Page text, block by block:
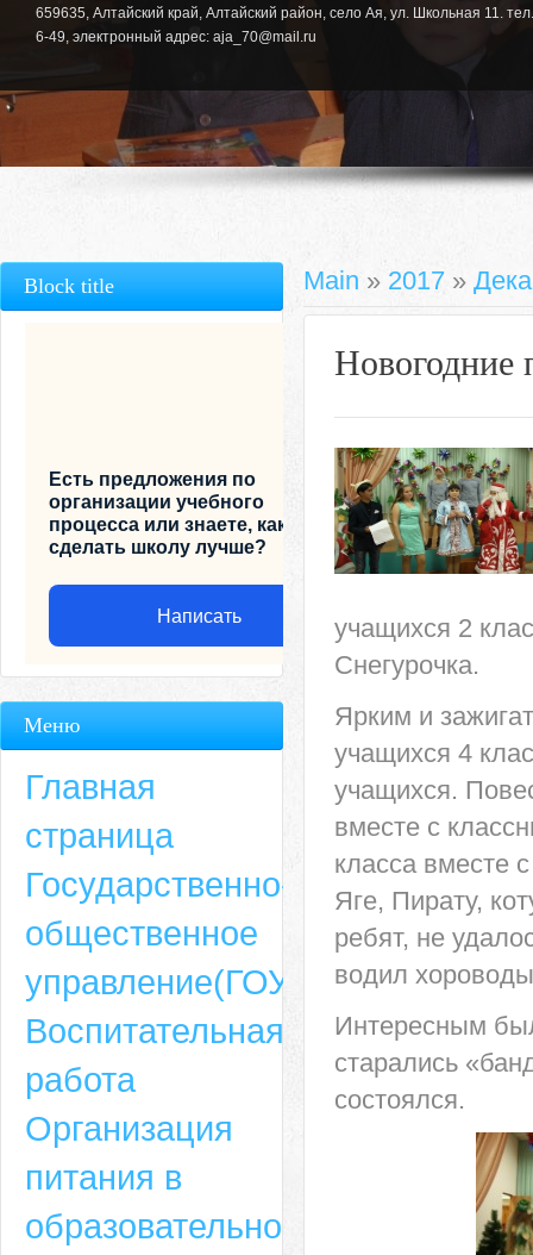
659635, Алтайский край, Алтайский район, село Ая, ул. Школьная 11.
6-49, электронный адрес: aja_70@mail.ru
Адрес
659635, Алтайский край, Алтайский район, село Ая, ул. Школьная 11.
6-49, электронный адрес: aja_70@mail.ru
Main » 2017 »
Новогодние
учащихся 2
Снегурочка.
Ярким и
учащихся 4
учащихся.
вместе с
класса вместе
Яге, Пирату,
ребят, не
водил
Интересным
старались
состоялся.
Block title
Есть предложения по
организации учебного
процесса или знаете, как
сделать школу лучше?
Написать
Меню
Главная
страница
Государственно-
общественное
управление(ГОУ)
Воспитательная
работа
Организация
питания в
образовательной